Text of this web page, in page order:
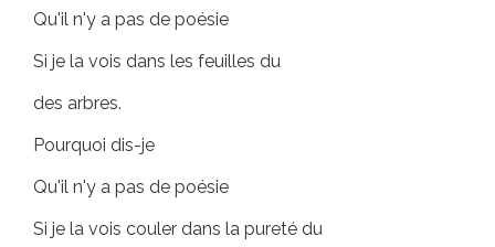
Qu'il n'y a pas de poésie
Si je la vois dans les feuilles du
des arbres.
Pourquoi dis-je
Qu'il n'y a pas de poésie
Si je la vois couler dans la pureté du